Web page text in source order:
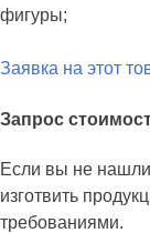
фигуры;
Заявка на этот
Запрос
Если вы не
изготвить
требованиями.